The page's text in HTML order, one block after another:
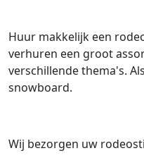
Huur makkelijk een
verhuren een groot
verschillende thema's.
snowboard.
Wij bezorgen uw